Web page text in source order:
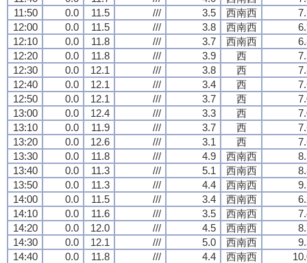
11:50
0.0 11.5 /// 3.5 西南西
12:00
0.0 11.5 /// 3.8 西南西
12:10
0.0 11.8 /// 3.7 西南西
12:20
0.0 11.8 /// 3.9 西
12:30
0.0 12.1 /// 3.8 西
12:40
0.0 12.1 /// 3.4 西
12:50
0.0 12.1 /// 3.7 西
13:00
0.0 12.4 /// 3.3 西
13:10
0.0 11.9 /// 3.7 西
13:20
0.0 12.6 /// 3.1 西
13:30
0.0 11.8 /// 4.9 西南西
13:40
0.0 11.3 /// 5.1 西南西
13:50
0.0 11.3 /// 4.4 西南西
14:00
0.0 11.5 /// 3.4 西南西
14:10
0.0 11.6 /// 3.5 西南西
14:20
0.0 12.0 /// 4.5 西南西
14:30
0.0 12.1 /// 5.0 西南西
14:40
0.0 11.8 /// 4.4 西南西